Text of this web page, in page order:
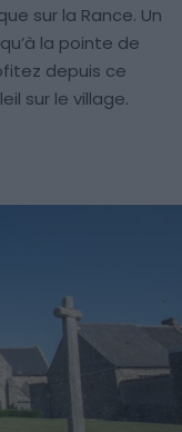
sur la Rance. Un
la pointe de
depuis ce
sur le village.